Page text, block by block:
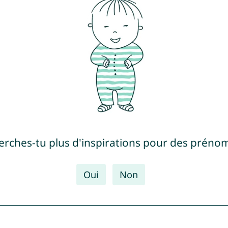
tu plus d'inspirations pour des
Oui Non